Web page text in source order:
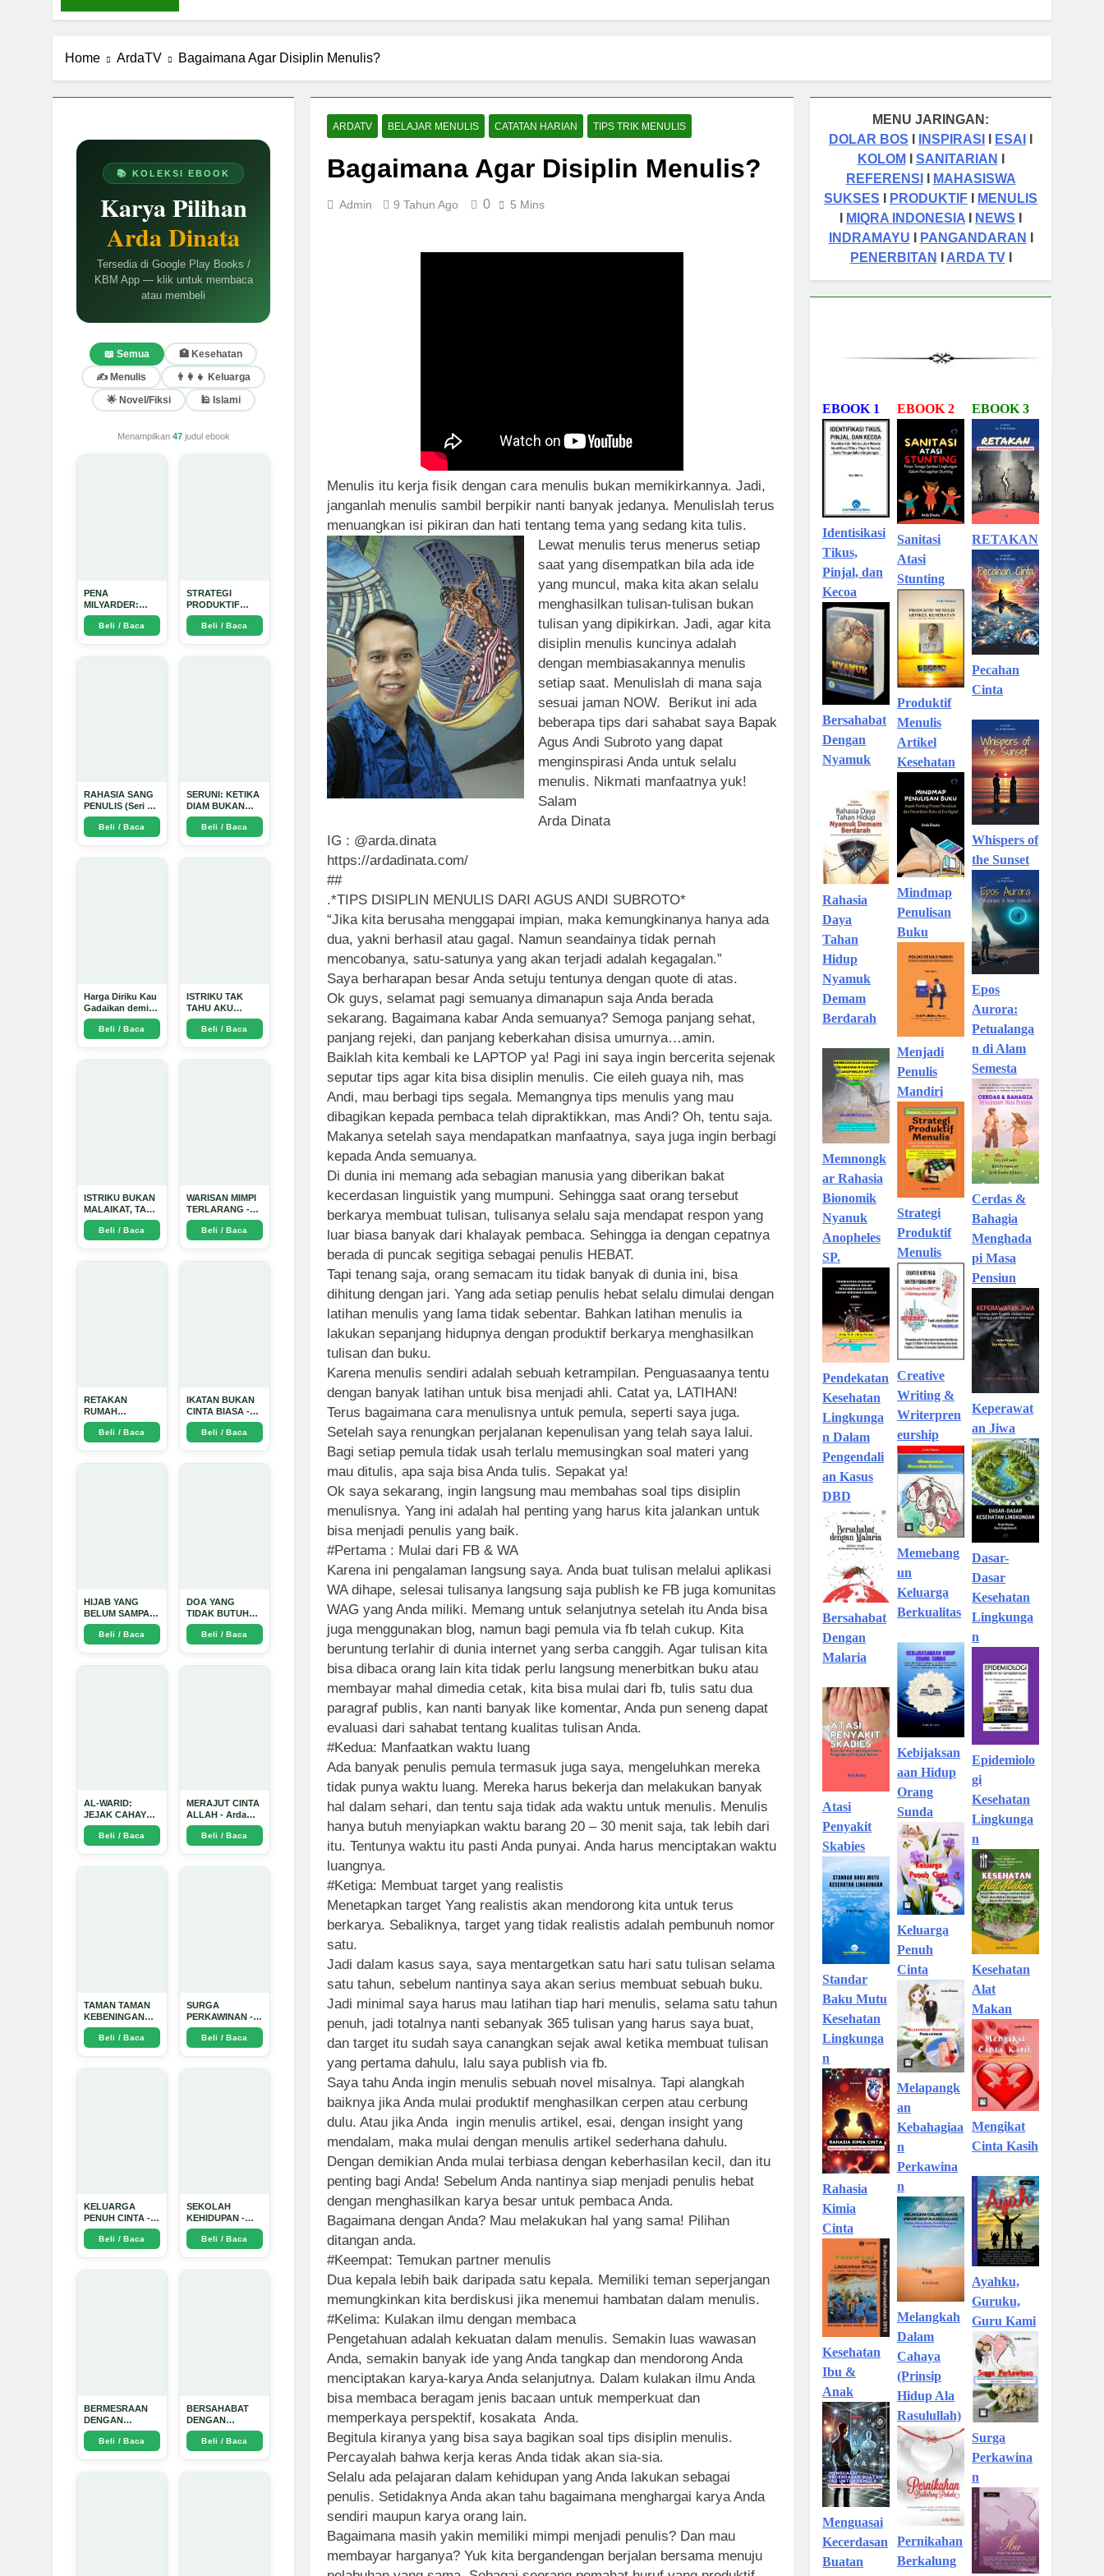
Home ArdaTV Bagaimana Agar Disiplin Menulis?
📚 KOLEKSI EBOOK
Karya Pilihan
Arda Dinata
Tersedia di Google Play Books /
KBM App — klik untuk membaca
atau membeli
📖 Semua
🏥 Kesehatan
✍️ Menulis
👨‍👩‍👧 Keluarga
🌟 Novel/Fiksi
🕌 Islami
Menampilkan 47judul ebook
PENA
MILYARDER:
Kisah, Rahasia
Sukses, dan
Panduan Menjadi
Beli / Baca
STRATEGI
PRODUKTIF
MENULIS
UPDATE - Arda
Dinata
Beli / Baca
RAHASIA SANG
PENULIS (Seri 1)
- Arda Dinata
Beli / Baca
SERUNI: KETIKA
DIAM BUKAN
LAGI PILIHAN -
Arda Dinata
Beli / Baca
Harga Diriku Kau
Gadaikan demi
Perempuan Itu -
Arda Dinata
Beli / Baca
ISTRIKU TAK
TAHU AKU
PENGUSAHA
EMAS - Arda
Dinata
Beli / Baca
ISTRIKU BUKAN
MALAIKAT, TAPI
AKU JUGA
TIDAK SUCI -
Beli / Baca
WARISAN MIMPI
TERLARANG -
Arda Dinata
Beli / Baca
RETAKAN
RUMAH
TANGGA:
Sebuah
Perjalanan
Beli / Baca
IKATAN BUKAN
CINTA BIASA -
Arda Dinata
Beli / Baca
HIJAB YANG
BELUM SAMPAI
KE HATI: Ketika
Cinta Seorang
Ustadz Menjadi
Beli / Baca
DOA YANG
TIDAK BUTUH
SINYAL: Kisah
Tiga Jiwa yang
Tersesat di Era AI
Beli / Baca
AL-WARID:
JEJAK CAHAYA
DI ANTARA DUA
ZAMAN - Arda
Dinata
Beli / Baca
MERAJUT CINTA
ALLAH - Arda
Dinata
Beli / Baca
TAMAN TAMAN
KEBENINGAN
HATI - Arda
DinataBeli / Baca
SURGA
PERKAWINAN -
Arda Dinata
Beli / Baca
KELUARGA
PENUH CINTA -
Arda Dinata
Beli / Baca
SEKOLAH
KEHIDUPAN -
Arda Dinata
Beli / Baca
BERMESRAAN
DENGAN
KEBAIKAN - Arda
DinataBeli / Baca
BERSAHABAT
DENGAN
NYAMUK: Jurus
Jitu Atasi
Penyakit
Beli / Baca
ARDATV BELAJAR MENULIS CATATAN HARIAN TIPS TRIK MENULIS
Bagaimana Agar Disiplin Menulis?
Admin 9 Tahun Ago 0 5 Mins
Menulis itu kerja fisik dengan cara menulis bukan memikirkannya. Jadi,
janganlah menulis sambil berpikir nanti banyak jedanya. Menulislah terus
menuangkan isi pikiran dan hati tentang tema yang sedang kita tulis.
Lewat menulis terus menerus setiap
saat yang disempatkan bila ada ide
yang muncul, maka kita akan selalu
menghasilkan tulisan-tulisan bukan
tulisan yang dipikirkan. Jadi, agar kita
disiplin menulis kuncinya adalah
dengan membiasakannya menulis
setiap saat. Menulislah di mana saja
sesuai jaman NOW. Berikut ini ada
beberapa tips dari sahabat saya Bapak
Agus Andi Subroto yang dapat
menginspirasi Anda untuk selalu
menulis. Nikmati manfaatnya yuk!
Salam
Arda Dinata
IG : @arda.dinata
https://ardadinata.com/
##
.*TIPS DISIPLIN MENULIS DARI AGUS ANDI SUBROTO*
“Jika kita berusaha menggapai impian, maka kemungkinanya hanya ada
dua, yakni berhasil atau gagal. Namun seandainya tidak pernah
mencobanya, satu-satunya yang akan terjadi adalah kegagalan.”
Saya berharapan besar Anda setuju tentunya dengan quote di atas.
Ok guys, selamat pagi semuanya dimanapun saja Anda berada
sekarang. Bagaimana kabar Anda semuanya? Semoga panjang sehat,
panjang rejeki, dan panjang keberkahan disisa umurnya…amin.
Baiklah kita kembali ke LAPTOP ya! Pagi ini saya ingin bercerita sejenak
seputar tips agar kita bisa disiplin menulis. Cie eileh guaya nih, mas
Andi, mau berbagi tips segala. Memangnya tips menulis yang mau
dibagikan kepada pembaca telah dipraktikkan, mas Andi? Oh, tentu saja.
Makanya setelah saya mendapatkan manfaatnya, saya juga ingin berbagi
kepada Anda semuanya.
Di dunia ini memang ada sebagian manusia yang diberikan bakat
kecerdasan linguistik yang mumpuni. Sehingga saat orang tersebut
berkarya membuat tulisan, tulisanya selalu saja mendapat respon yang
luar biasa banyak dari khalayak pembaca. Sehingga ia dengan cepatnya
berada di puncak segitiga sebagai penulis HEBAT.
Tapi tenang saja, orang semacam itu tidak banyak di dunia ini, bisa
dihitung dengan jari. Yang ada setiap penulis hebat selalu dimulai dengan
latihan menulis yang lama tidak sebentar. Bahkan latihan menulis ia
lakukan sepanjang hidupnya dengan produktif berkarya menghasilkan
tulisan dan buku.
Karena menulis sendiri adalah sebuah ketrampilan. Penguasaanya tentu
dengan banyak latihan untuk bisa menjadi ahli. Catat ya, LATIHAN!
Terus bagaimana cara menulisnya untuk pemula, seperti saya juga.
Setelah saya renungkan perjalanan kepenulisan yang telah saya lalui.
Bagi setiap pemula tidak usah terlalu memusingkan soal materi yang
mau ditulis, apa saja bisa Anda tulis. Sepakat ya!
Ok saya sekarang, ingin langsung mau membahas soal tips disiplin
menulisnya. Yang ini adalah hal penting yang harus kita jalankan untuk
bisa menjadi penulis yang baik.
#Pertama : Mulai dari FB & WA
Karena ini pengalaman langsung saya. Anda buat tulisan melalui aplikasi
WA dihape, selesai tulisanya langsung saja publish ke FB juga komunitas
WAG yang Anda miliki. Memang untuk selanjutnya setelah itu Anda bisa
juga menggunakan blog, namun bagi pemula via fb telah cukup. Kita
beruntung terlahir di dunia internet yang serba canggih. Agar tulisan kita
bisa dibaca orang lain kita tidak perlu langsung menerbitkan buku atau
membayar mahal dimedia cetak, kita bisa mulai dari fb, tulis satu dua
paragraf publis, kan nanti banyak like komentar, Anda pun seneng dapat
evaluasi dari sahabat tentang kualitas tulisan Anda.
#Kedua: Manfaatkan waktu luang
Ada banyak penulis pemula termasuk juga saya, mengeluhkan mereka
tidak punya waktu luang. Mereka harus bekerja dan melakukan banyak
hal dalam sehari, dan tentu saja tidak ada waktu untuk menulis. Menulis
hanya butuh menyiapkan waktu barang 20 – 30 menit saja, tak lebih dari
itu. Tentunya waktu itu pasti Anda punyai. Anda harus menciptakan waktu
luangnya.
#Ketiga: Membuat target yang realistis
Menetapkan target Yang realistis akan mendorong kita untuk terus
berkarya. Sebaliknya, target yang tidak realistis adalah pembunuh nomor
satu.
Jadi dalam kasus saya, saya mentargetkan satu hari satu tulisan selama
satu tahun, sebelum nantinya saya akan serius membuat sebuah buku.
Jadi minimal saya harus mau latihan tiap hari menulis, selama satu tahun
penuh, jadi totalnya nanti sebanyak 365 tulisan yang harus saya buat,
dan target itu sudah saya canangkan sejak awal ketika membuat tulisan
yang pertama dahulu, lalu saya publish via fb.
Saya tahu Anda ingin menulis sebuah novel misalnya. Tapi alangkah
baiknya jika Anda mulai produktif menghasilkan cerpen atau cerbung
dulu. Atau jika Anda ingin menulis artikel, esai, dengan insight yang
mendalam, maka mulai dengan menulis artikel sederhana dahulu.
Dengan demikian Anda mulai terbiasa dengan keberhasilan kecil, dan itu
penting bagi Anda! Sebelum Anda nantinya siap menjadi penulis hebat
dengan menghasilkan karya besar untuk pembaca Anda.
Bagaimana dengan Anda? Mau melakukan hal yang sama! Pilihan
ditangan anda.
#Keempat: Temukan partner menulis
Dua kepala lebih baik daripada satu kepala. Memiliki teman seperjangan
memungkinkan kita berdiskusi jika menemui hambatan dalam menulis.
#Kelima: Kulakan ilmu dengan membaca
Pengetahuan adalah kekuatan dalam menulis. Semakin luas wawasan
Anda, semakin banyak ide yang Anda tangkap dan mendorong Anda
menciptakan karya-karya Anda selanjutnya. Dalam kulakan ilmu Anda
bisa membaca beragam jenis bacaan untuk memperkuat dan
memperkaya perspektif, kosakata Anda.
Begitula kiranya yang bisa saya bagikan soal tips disiplin menulis.
Percayalah bahwa kerja keras Anda tidak akan sia-sia.
Selalu ada pelajaran dalam kehidupan yang Anda lakukan sebagai
penulis. Setidaknya Anda akan tahu bagaimana menghargai karya Anda
sendiri maupun karya orang lain.
Bagaimana masih yakin memiliki mimpi menjadi penulis? Dan mau
membayar harganya? Yuk kita bergandengan berjalan bersama menuju
MENU JARINGAN:
DOLAR BOS
INSPIRASI ESAI
KOLOM
SANITARIAN
REFERENSI
MAHASISWA
SUKSES
PRODUKTIF
MENULIS
MIQRA INDONESIA NEWS
INDRAMAYU
PANGANDARAN
PENERBITAN
ARDA TVI
EBOOK 1
Identisikasi
Tikus,
Pinjal, dan
Kecoa
Bersahabat
Dengan
Nyamuk
Rahasia
Daya
Tahan
Hidup
Nyamuk
Demam
Berdarah
Memnongk
ar Rahasia
Bionomik
Nyanuk
Anopheles
SP.
Pendekatan
Kesehatan
Lingkunga
n Dalam
Pengendali
an Kasus
DBD
Bersahabat
Dengan
Malaria
Atasi
Penyakit
Skabies
Standar
Baku Mutu
Kesehatan
Lingkunga
n
Rahasia
Kimia
Cinta
Kesehatan
Ibu &
Anak
Menguasai
Kecerdasan
Buatan
EBOOK 2
Sanitasi
Atasi
Stunting
Produktif
Menulis
Artikel
Kesehatan
Mindmap
Penulisan
Buku
Menjadi
Penulis
Mandiri
Strategi
Produktif
Menulis
Creative
Writing &
Writerpren
eurship
Memebang
un
Keluarga
Berkualitas
Kebijaksan
aan Hidup
Orang
Sunda
Keluarga
Penuh
Cinta
Melapangk
an
Kebahagiaa
n
Perkawina
n
Melangkah
Dalam
Cahaya
(Prinsip
Hidup Ala
Rasulullah)
Pernikahan
Berkalung
EBOOK 3
RETAKAN
Pecahan
Cinta
Whispers of
the Sunset
Epos
Aurora:
Petualanga
n di Alam
Semesta
Cerdas &
Bahagia
Menghada
pi Masa
Pensiun
Keperawat
an Jiwa
Dasar-
Dasar
Kesehatan
Lingkunga
n
Epidemiolo
gi
Kesehatan
Lingkunga
n
Kesehatan
Alat
Makan
Mengikat
Cinta Kasih
Ayahku,
Guruku,
Guru Kami
Surga
Perkawina
n